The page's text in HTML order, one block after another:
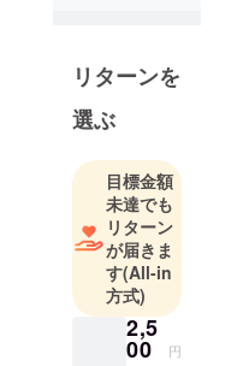
フットボー
ルだけでな
くビジネス
戦を支援
し、アス
リートの可
能性を広げ
ます。
リターンを
選ぶ
目標金額
未達でも
リターン
が届きま
す(All-in
方式)
2,5
00 円